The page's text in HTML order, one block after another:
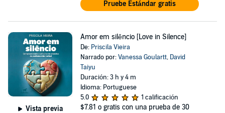
Pruebe Estándar gratis
Vista previa
Amor em silêncio [Love in Silence]
De: Priscila Vieira
Narrado por:Vanessa Goulartt, David
Taiyu
Duración: 3 h y 4 m
Idioma: Portuguese
5.0
1 calificación
$7.81 o gratis con una prueba de 30